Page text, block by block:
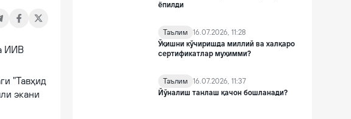
ИИВ
"Тавҳид
экани
ёпилди
Таълим
16.07.2026, 11:28
Ўқишни кўчиришда миллий ва халқаро
сертификатлар муҳимми?
Таълим
16.07.2026, 11:37
Йўналиш танлаш қачон бошланади?